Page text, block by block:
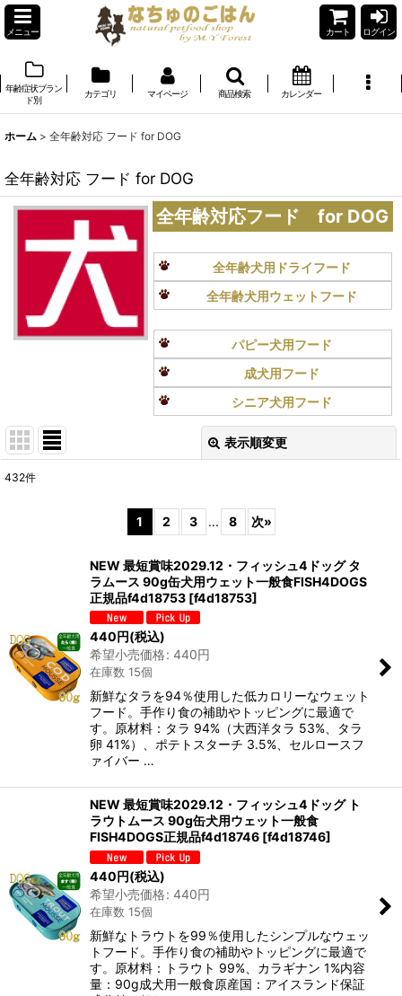
メニュー カート ログイン
年齢症状ブラン
ド別
カテゴリ マイページ 商品検索 カレンダー
ホーム > 全年齢対応 フード for DOG
全年齢対応 フード for DOG
全年齢対応フード for DOG
全年齢犬用ドライフード
全年齢犬用ウェットフード
パピー犬用フード
成犬用フード
シニア犬用フード
表示順変更
絞り込む
432件
1 2 3 ... 8 次»
NEW 最短賞味2029.12・フィッシュ4ドッグ タ
ラムース 90g缶犬用ウェット一般食FISH4DOGS
正規品f4d18753 [f4d18753]
440 円(税込)
希望小売価格: 440円
在庫数 15個
新鮮なタラを94％使用した低カロリーなウェット
フード。手作り食の補助やトッピングに最適で
す。原材料：タラ 94%（大西洋タラ 53%、タラ
卵 41%）、ポテトスターチ 3.5%、セルロースフ
ァイバー …
NEW 最短賞味2029.12・フィッシュ4ドッグ ト
ラウトムース 90g缶犬用ウェット一般食
FISH4DOGS正規品f4d18746 [f4d18746]
440円(税込)
希望小売価格: 440円
在庫数 15個
新鮮なトラウトを99％使用したシンプルなウェッ
トフード。手作り食の補助やトッピングに最適で
す。原材料：トラウト 99%、カラギナン 1%内容
量：90g成犬用一般食原産国：アイスランド保証